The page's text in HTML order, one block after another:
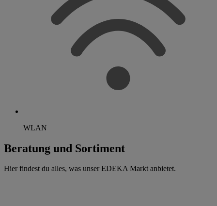
WLAN
Beratung und Sortiment
Hier findest du alles, was unser EDEKA Markt anbietet.